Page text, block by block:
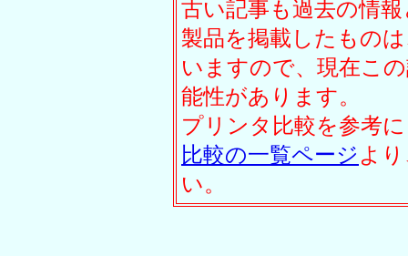
古い記事も過去の情
製品を掲載したもの
いますので、現在こ
能性があります。
プリンタ比較を参考
比較の一覧ページ よ
い。